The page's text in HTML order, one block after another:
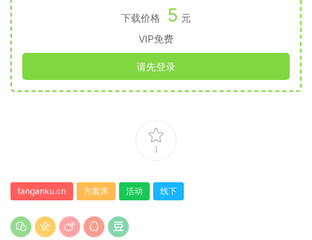
下载价格 5 元
VIP免费
请先登录
1
fanganku.cn 方案库 活动 线下